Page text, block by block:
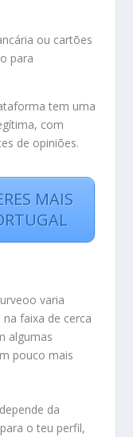
ou cartões
para
tem uma
com
de opiniões.
MAIS
varia
faixa de cerca
algumas
pouco mais
da
o teu perfil,